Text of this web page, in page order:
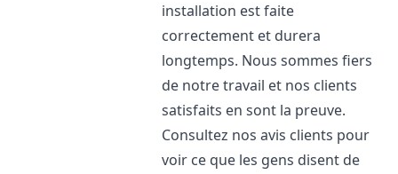
installation est faite
correctement et durera
longtemps. Nous sommes fiers
de notre travail et nos clients
satisfaits en sont la preuve.
Consultez nos avis clients pour
voir ce que les gens disent de